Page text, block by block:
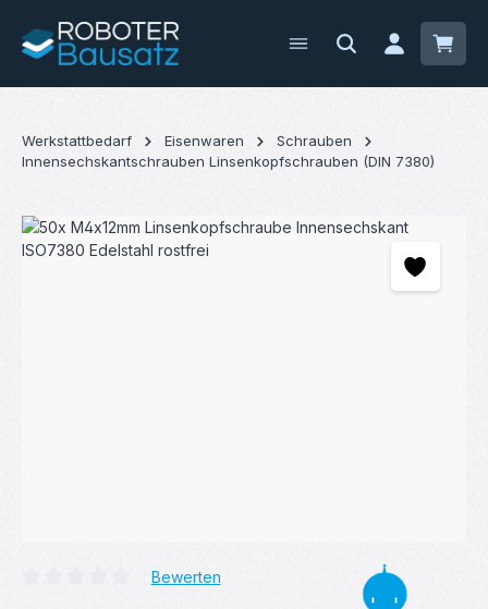
Zum Hauptinhalt springen
Werkstattbedarf Eisenwaren
Schrauben
Innensechskantschrauben Linsenkopfschrauben (DIN 7380)
Bildergalerie überspringen
Durchschnittliche Bewertung von 0 von 5 Sternen
Bewerten